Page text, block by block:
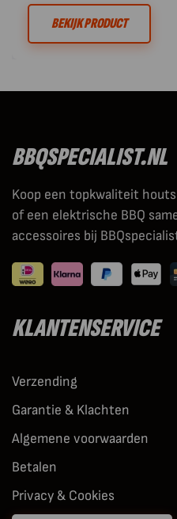
BEKIJK PRODUCT
BBQSPECIALIST.NL
Koop een topkwaliteit
of een elektrische BBQ
accessoires bij
KLANTENSERVICE
Verzending
Garantie & Klachten
Algemene voorwaarden
Betalen
Privacy & Cookies